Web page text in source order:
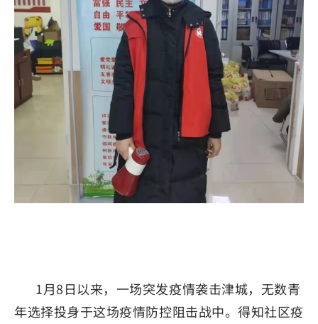
1月8日以来，一场突发疫情袭击津城，无数青
年选择投身于这场疫情防控阻击战中。得知社区疫